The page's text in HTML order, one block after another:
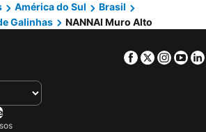
América do Sul
Brasil
Galinhas NANNAI Muro Alto
Facebook
Twitter